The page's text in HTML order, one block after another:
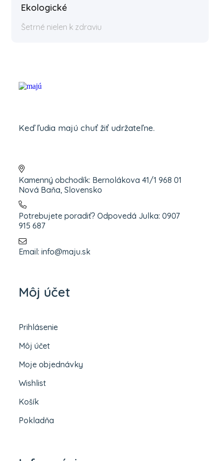
Ekologické
Šetrné nielen k zdraviu
Keď ľudia majú chuť žiť udržateľne.
Kamenný obchodík: Bernolákova 41/1 968 01
Nová Baňa, Slovensko
Potrebujete poradiť? Odpovedá Julka: 0907
915 687
Email: info@maju.sk
Môj účet
Prihlásenie
Môj účet
Moje objednávky
Wishlist
Košík
Pokladňa